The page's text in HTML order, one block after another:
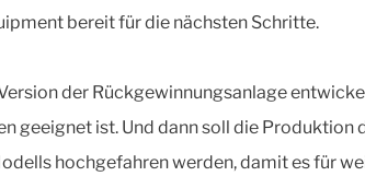
bereit für die nächsten Schritte.
der Rückgewinnungsanlage
geeignet ist. Und dann soll die Produktion
hochgefahren werden, damit es für